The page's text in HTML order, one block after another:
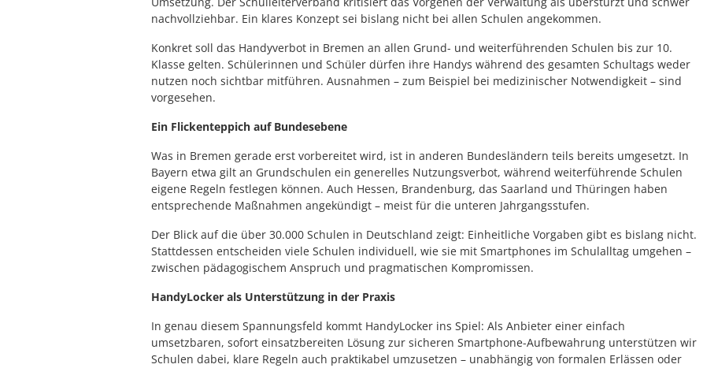
nachvollziehbar. Ein klares Konzept sei bislang nicht bei allen Schulen angekommen.
Konkret soll das Handyverbot in Bremen an allen Grund- und weiterführenden Schulen bis zur 10.
Klasse gelten. Schülerinnen und Schüler dürfen ihre Handys während des gesamten Schultags weder
nutzen noch sichtbar mitführen. Ausnahmen – zum Beispiel bei medizinischer Notwendigkeit – sind
vorgesehen.
Ein Flickenteppich auf Bundesebene
Was in Bremen gerade erst vorbereitet wird, ist in anderen Bundesländern teils bereits umgesetzt. In
Bayern etwa gilt an Grundschulen ein generelles Nutzungsverbot, während weiterführende Schulen
eigene Regeln festlegen können. Auch Hessen, Brandenburg, das Saarland und Thüringen haben
entsprechende Maßnahmen angekündigt – meist für die unteren Jahrgangsstufen.
Der Blick auf die über 30.000 Schulen in Deutschland zeigt: Einheitliche Vorgaben gibt es bislang nicht.
Stattdessen entscheiden viele Schulen individuell, wie sie mit Smartphones im Schulalltag umgehen –
zwischen pädagogischem Anspruch und pragmatischen Kompromissen.
HandyLocker als Unterstützung in der Praxis
In genau diesem Spannungsfeld kommt HandyLocker ins Spiel: Als Anbieter einer einfach
umsetzbaren, sofort einsatzbereiten Lösung zur sicheren Smartphone-Aufbewahrung unterstützen wir
Schulen dabei, klare Regeln auch praktikabel umzusetzen – unabhängig von formalen Erlässen oder